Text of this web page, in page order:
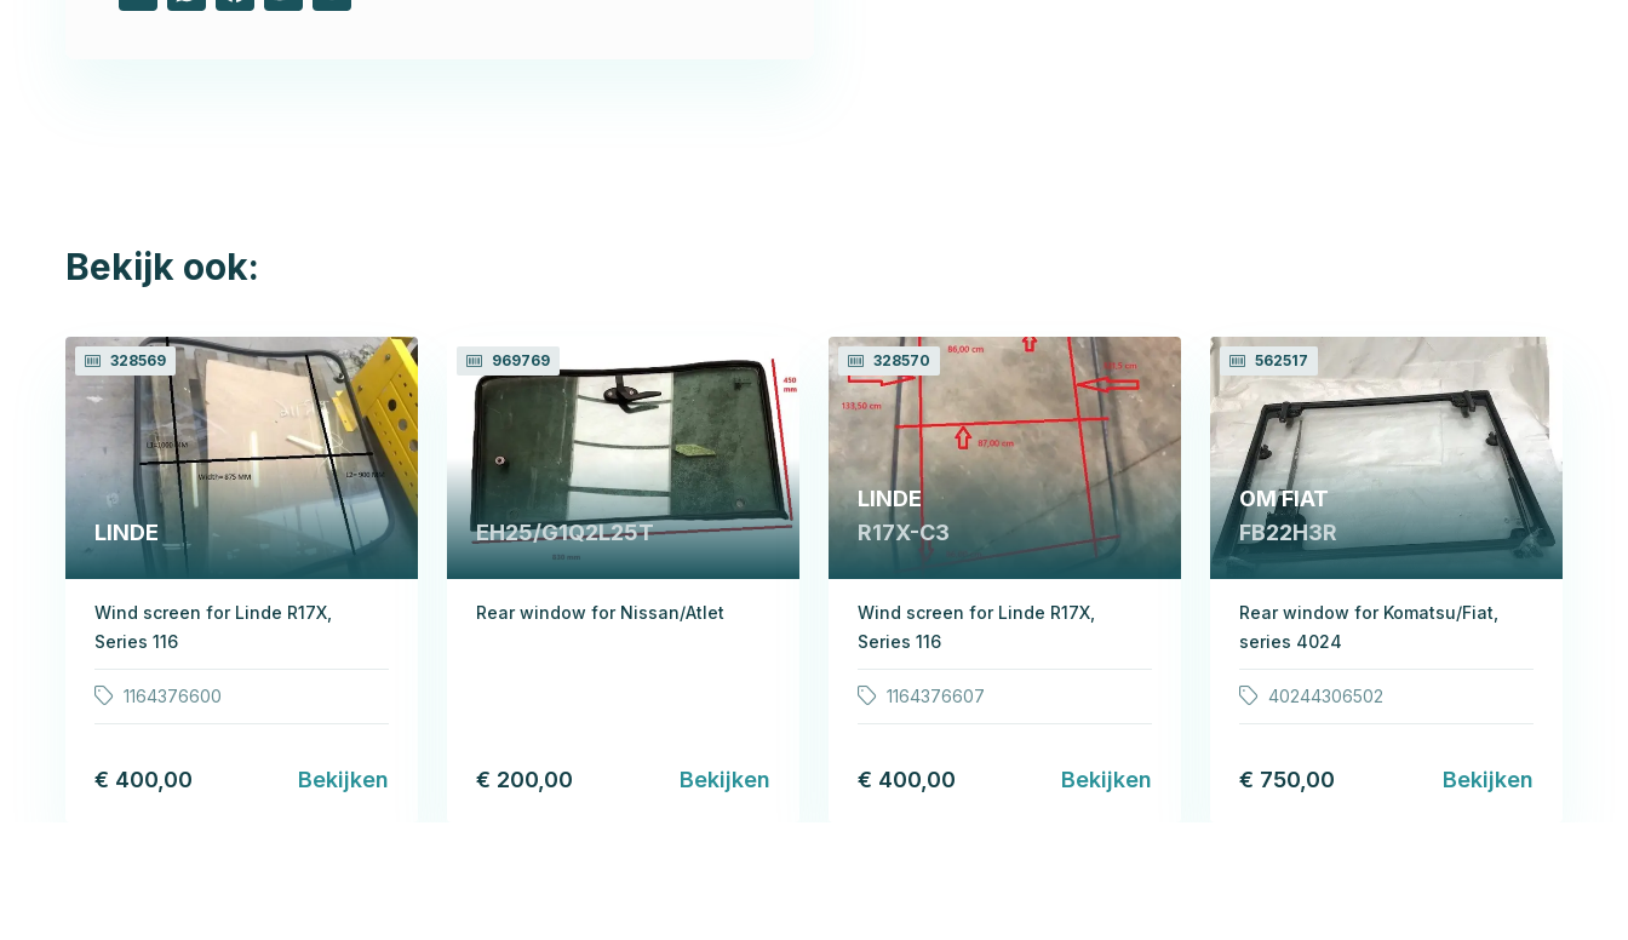
Bekijk ook:
328569
LINDE
Wind screen for Linde R17X,
Series 116
1164376600
€ 400,00 Bekijken
969769
EH25/G1Q2L25T
Rear window for Nissan/Atlet
€ 200,00 Bekijken
328570
LINDE
R17X-C3
Wind screen for Linde R17X,
Series 116
1164376607
€ 400,00 Bekijken
562517
OM FIAT
FB22H3R
Rear window for Komatsu/Fiat,
series 4024
40244306502
€ 750,00 Bekijken